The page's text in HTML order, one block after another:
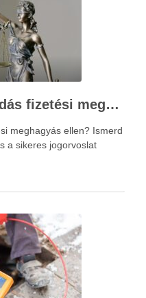
Rendkívüli ellentmondás fizetési meghagyás ellen – Újváry Zsolt Ügyvédi Iroda
meghagyás ellen? Ismerd
a sikeres jogorvoslat